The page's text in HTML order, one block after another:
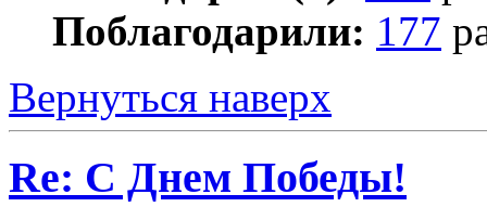
Поблагодарили: 177
Вернуться наверх
Re: С Днем Победы!